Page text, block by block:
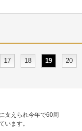
17 18 19
20
支えられ今年で60周
います。